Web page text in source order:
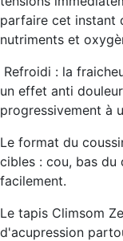
parfaire cet instant
nutriments et
Refroidi : la
un effet anti
progressivement à
Le format du
cibles : cou, bas du
facilement.
Le tapis Climsom
d'acupression